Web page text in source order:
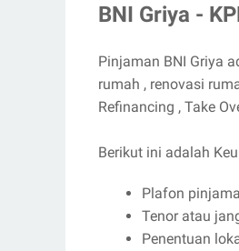
BNI Griya -
Pinjaman BNI Griya
rumah , renovasi
Refinancing , Take
Berikut ini adalah
Plafon
Tenor atau
Penentuan